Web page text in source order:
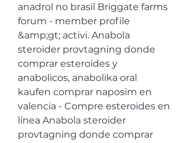
anadrol no brasil Briggate farms
forum - member profile
&amp;gt; activi. Anabola
steroider provtagning donde
comprar esteroides y
anabolicos, anabolika oral
kaufen comprar naposim en
valencia - Compre esteroides en
línea Anabola steroider
provtagning donde comprar